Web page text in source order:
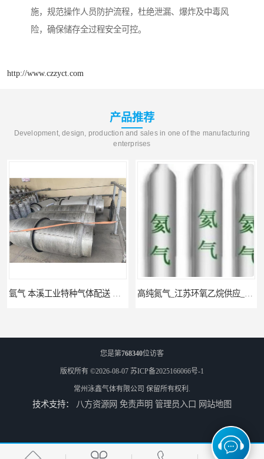
施，规范操作人员防护流程，杜绝泄漏、爆炸及中毒风
险，确保储存全过程安全可控。
http://www.czzyct.com
产品推荐
Development, design, production and sales in one of the manufacturing
enterprises
氩气 本溪工业特种气体配送 工业气体 高纯氮气_江苏环氧乙烷供应_泳鑫气体
高纯氦气_盐城环氧乙烷配送_泳鑫气体 工业气体_无锡环氧乙烷供应_泳鑫气体
您是第768340位访客
版权所有 ©2026-08-07 苏ICP备2025166066号-1
常州泳鑫气体有限公司 保留所有权利.
技术支持： 八方资源网 免责声明 管理员入口 网站地图